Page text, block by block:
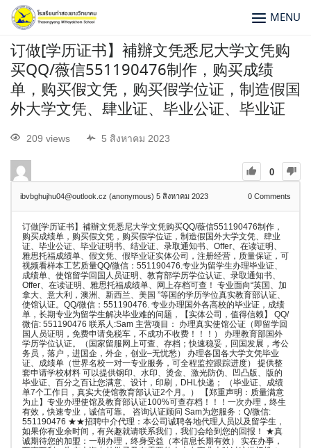
MENU
订做[学历证书】補辦文凭悉尼大学文凭购
买QQ/薇信551190476制作，购买成绩
单，购买假文凭，购买假学位证，制造假国
外大学文凭、肆业证、毕业公证、毕业证
209 views 5 สิงหาคม 2023
0
ibvbghujhu04@outlook.cz (anonymous) 5 สิงหาคม 2023 0 Comments
订做[学历证书】補辦文凭悉尼大学文凭购买QQ/薇信551190476制作，
购买成绩单，购买假文凭，购买假学位证，制造假国外大学文凭、肆业
证、毕业公证、毕业证明书、结业证、录取通知书、Offer、在读证明、
雅思托福成绩单、假文凭、假毕业证实体公司，注册经营，质量保证，可
视频看样本工艺质量QQ/微信：551190476.专业为留学生办理毕业证、
成绩单、使馆留学回国人员证明、教育部学历学位认证、录取通知书、
Offer、在读证明、雅思托福成绩单、网上存档可查！ 专业面向“英国、加
拿大、意大利，澳洲、新西兰、美国 ”等国的学历学位真实教育部认证、
使馆认证。QQ/微信：551190476. 专业办理国外各高校的毕业证，成绩
单，长期专业为留学生解决毕业难的问题，【实体公司，值得信赖】 QQ/
微信: 551190476 联系人:Sam 主营项目： 办理真实使馆公证（即留学回
国人员证明，免费申请免税车，不成功不收费！！！） 办理教育部国外
学历学位认证。（国家留服网上可查、存档；快速稳妥，回国发展，考公
务员，落户，进国企，外企，创业–无忧愁） 办理各国各大学文凭毕业
证、成绩单（世界名校一对一专业服务，可全程监控跟踪进度） 提供整
套申请学校材料 可以提供钢印、水印、烫金、激光防伪、凹凸版、版的
毕业证、百分之百让您满意、设计，印刷，DHL快递； （毕业证、成绩
单7个工作日，真实大使馆教育部认证2个月。） 【郑重声明：质量满意
为止】专业办理使馆及教育部认证100%可查存档！！！一次办理，终生
有效，快速专业，诚信可靠。 咨询认证顾问 Sam为您服务：Q/微信:
551190476 ★★招聘中介代理：本公司诚聘各地代理人员以及留学生，
如果你有业余时间，有兴趣就请联系我们，我们会给到您的回报！ ★真
诚期待您的加盟：一朝办理，终身受益（本信息长期有效） 实在办事，